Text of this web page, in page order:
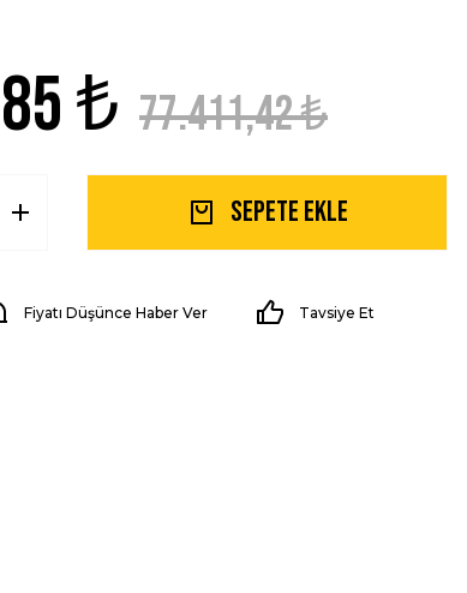
₺ 77.411,42 ₺
Sepete Ekle
Fiyatı Düşünce Haber Ver Tavsiye Et